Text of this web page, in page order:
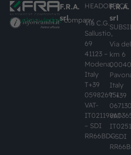
#busknowledgecompany
F.R.A.
srl
HEADOFFICE
Via C.G.
Sallustio,
69
41123 –
Modena,
Italy
T+39
059826951
VAT-
– SDI
RR66BDG
srl
Via
km 6
Italy
T +39
VAT-
– SDI